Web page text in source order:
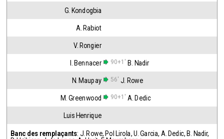
G. Kondogbia
A. Rabiot
V. Rongier
I. Bennacer 90+1' B. Nadir
N. Maupay 56' J. Rowe
M. Greenwood 90+1' A. Dedic
Luis Henrique
Banc des remplaçants: J. Rowe, Pol Lirola,U. Garcia, A. Dedic, B. Nadir,